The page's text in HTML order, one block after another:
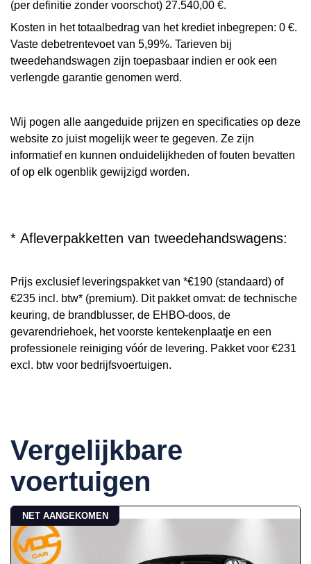
(per definitie zonder voorschot) 27.540,00 €.
Kosten in het totaalbedrag van het krediet inbegrepen: 0 €.
Vaste debetrentevoet van 5,99%. Tarieven bij
tweedehandswagen zijn toepasbaar indien er ook een
verlengde garantie genomen werd.
Wij pogen alle aangeduide prijzen en specificaties op deze
website zo juist mogelijk weer te gegeven. Ze zijn
informatief en kunnen onduidelijkheden of fouten bevatten
of op elk ogenblik gewijzigd worden.
* Afleverpakketten van tweedehandswagens:
Prijs exclusief leveringspakket van *€190 (standaard) of
€235 incl. btw* (premium). Dit pakket omvat: de technische
keuring, de brandblusser, de EHBO-doos, de
gevarendriehoek, het voorste kentekenplaatje en een
professionele reiniging vóór de levering. Pakket voor €231
excl. btw voor bedrijfsvoertuigen.
Vergelijkbare
voertuigen
NET AANGEKOMEN